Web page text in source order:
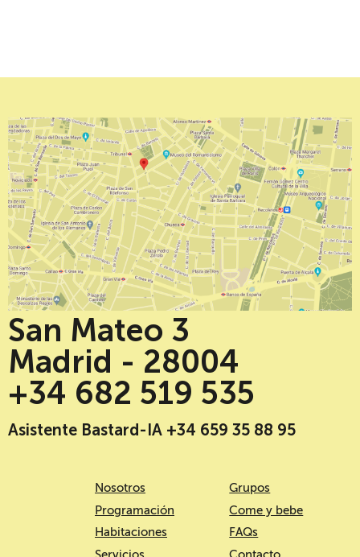
San Mateo 3
Madrid - 28004
+34 682 519 535
Asistente Bastard-IA +34 659 35 88 95
Nosotros
Programación
Habitaciones
Grupos
Come y bebe
FAQs